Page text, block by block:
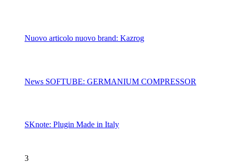
Nuovo articolo nuovo brand: Kazrog
News SOFTUBE: GERMANIUM COMPRESSOR
SKnote: Plugin Made in Italy
3